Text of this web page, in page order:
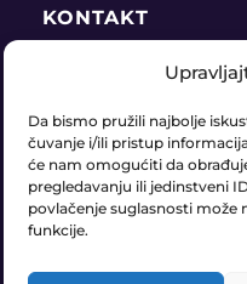
Da bismo pružili najbolje
čuvanje i/ili pristup
će nam omogućiti da
pregledavanju ili jedinstveni
povlačenje suglasnosti može
funkcije.
KONTAKT
+385 91 888 6406
 KLARIĆI 50B,